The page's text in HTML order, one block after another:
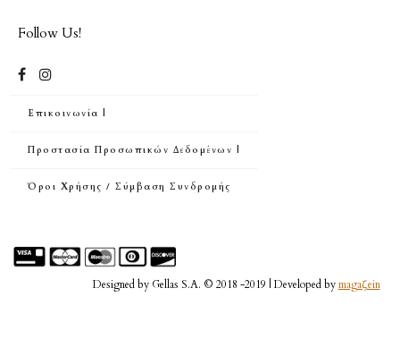
Follow Us!
Επικοινωνία |
Προστασία Προσωπικών Δεδομένων |
Όροι Χρήσης / Σύμβαση Συνδρομής
Designed by Gellas S.A. © 2018 -2019 | Developed bymagaζein